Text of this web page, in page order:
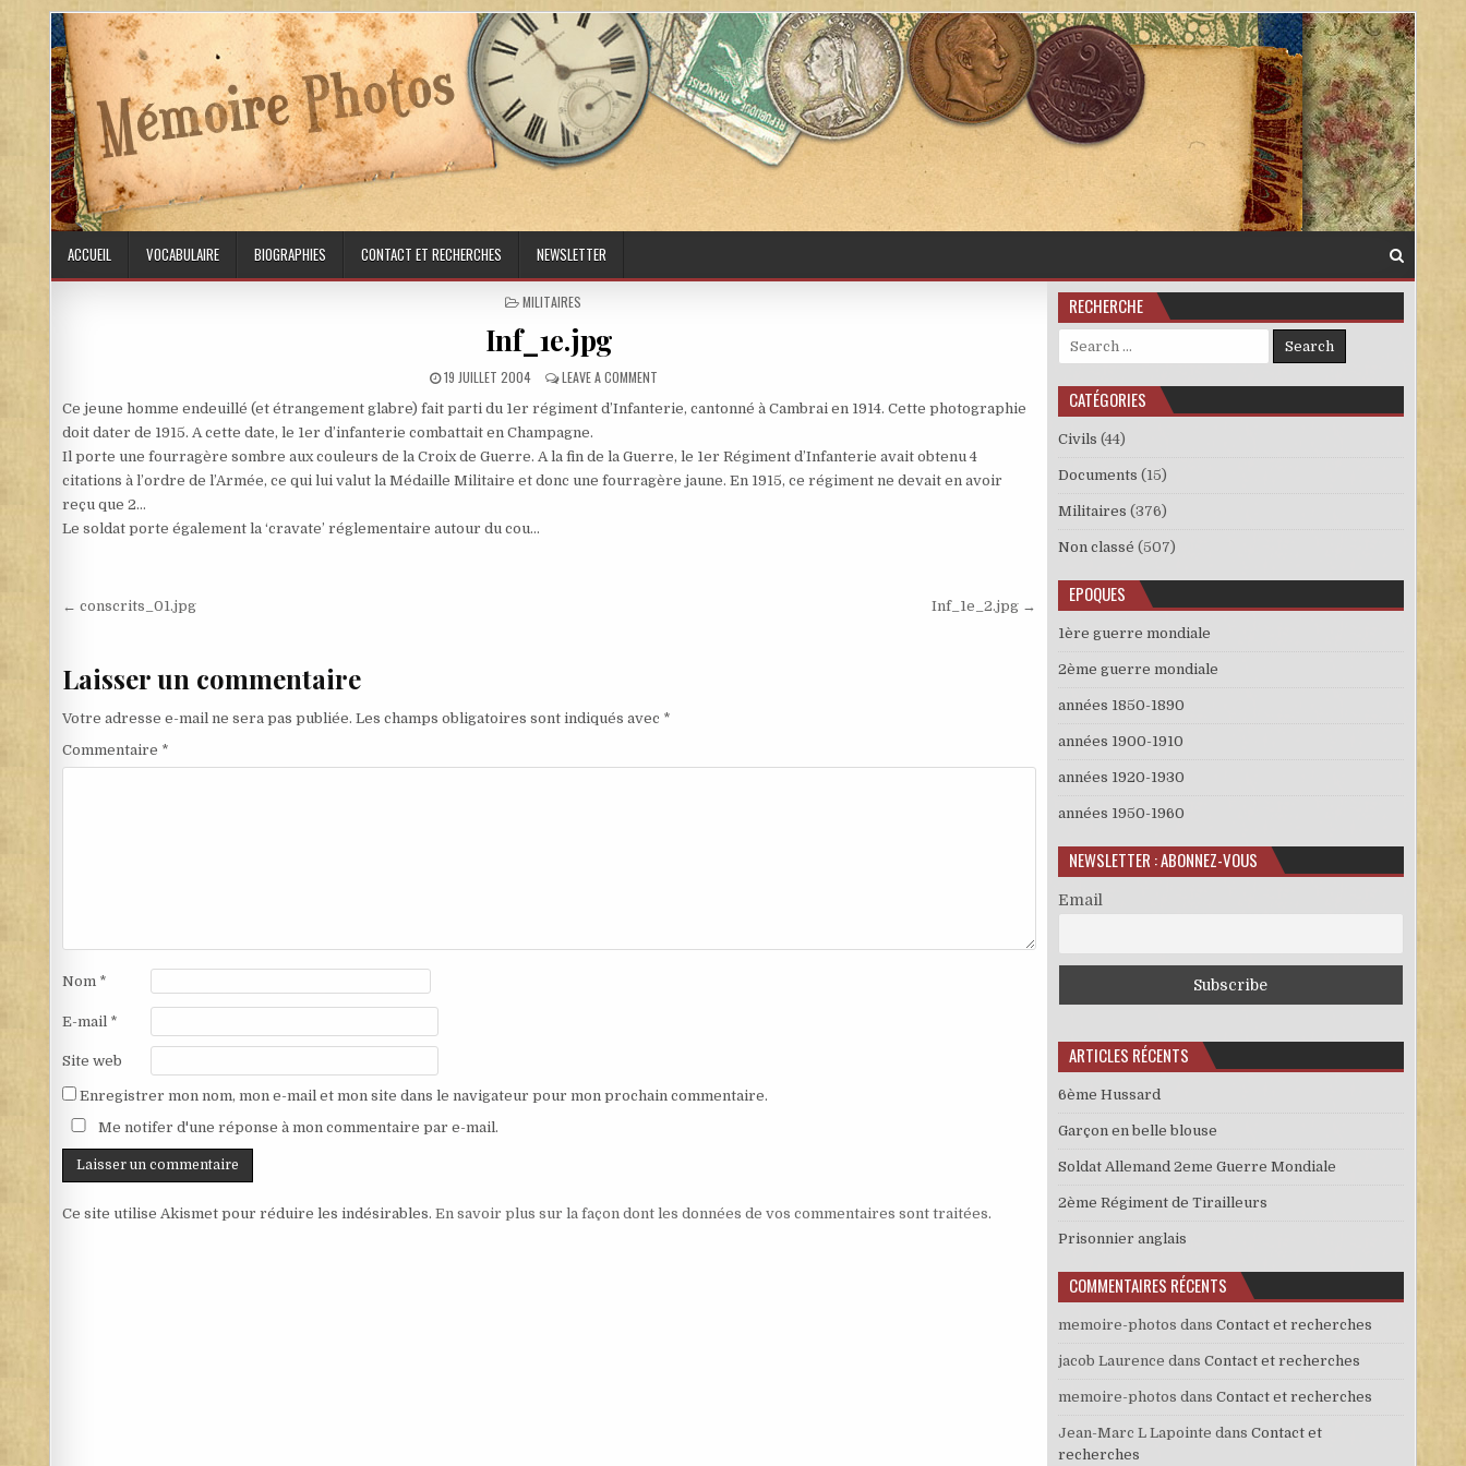
Skip to content
ACCUEIL VOCABULAIRE BIOGRAPHIES CONTACT ET RECHERCHES NEWSLETTER
POSTED IN
MILITAIRES
Inf_1e.jpg
PUBLISHED DATE:
19 JUILLET 2004 LEAVE A COMMENTON INF_1E.JPG
Ce jeune homme endeuillé (et étrangement glabre) fait parti du 1er régiment d’Infanterie, cantonné à Cambrai en 1914. Cette photographie
doit dater de 1915. A cette date, le 1er d’infanterie combattait en Champagne.
Il porte une fourragère sombre aux couleurs de la Croix de Guerre. A la fin de la Guerre, le 1er Régiment d’Infanterie avait obtenu 4
citations à l’ordre de l’Armée, ce qui lui valut la Médaille Militaire et donc une fourragère jaune. En 1915, ce régiment ne devait en avoir
reçu que 2…
Le soldat porte également la ‘cravate’ réglementaire autour du cou…
Navigation de l’article
← conscrits_01.jpg Inf_1e_2.jpg →
Laisser un commentaire
Votre adresse e-mail ne sera pas publiée. Les champs obligatoires sont indiqués avec *
Commentaire *
Nom *
E-mail *
Site web
Enregistrer mon nom, mon e-mail et mon site dans le navigateur pour mon prochain commentaire.
Me notifer d'une réponse à mon commentaire par e-mail.
Ce site utilise Akismet pour réduire les indésirables. En savoir plus sur la façon dont les données de vos commentaires sont traitées.
RECHERCHE
Search for:
CATÉGORIES
Civils (44)
Documents (15)
Militaires (376)
Non classé (507)
EPOQUES
1ère guerre mondiale
2ème guerre mondiale
années 1850-1890
années 1900-1910
années 1920-1930
années 1950-1960
NEWSLETTER : ABONNEZ-VOUS
Email
ARTICLES RÉCENTS
6ème Hussard
Garçon en belle blouse
Soldat Allemand 2eme Guerre Mondiale
2ème Régiment de Tirailleurs
Prisonnier anglais
COMMENTAIRES RÉCENTS
memoire-photos dans Contact et recherches
jacob Laurence dans Contact et recherches
memoire-photos dans Contact et recherches
Jean-Marc L Lapointe dans Contact et
recherches